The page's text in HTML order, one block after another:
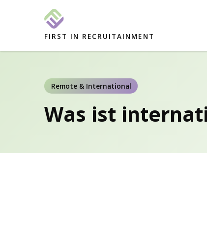
FIRST IN RECRUITAINMENT
Remote & International
Was ist